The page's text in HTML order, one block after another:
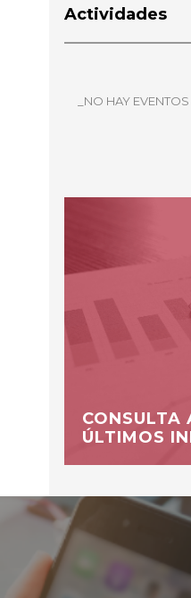
Actividades
_NO HAY EVENTOS
CONSULTA
ÚLTIMOS